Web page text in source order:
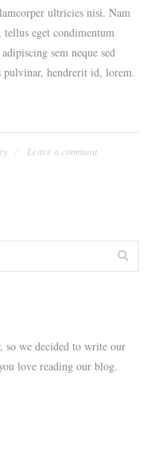
ultricies nisi. Nam
tellus eget condimentum
sem neque sed
hendrerit id, lorem.
Leave a comment
so we decided to write our
love reading our blog.